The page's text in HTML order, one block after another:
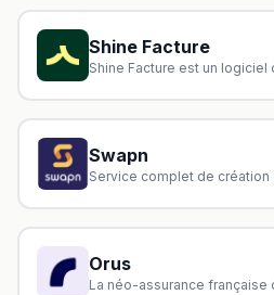
Shine Facture
Shine Facture est un logiciel
Swapn
Service complet de création
Orus
La néo-assurance française